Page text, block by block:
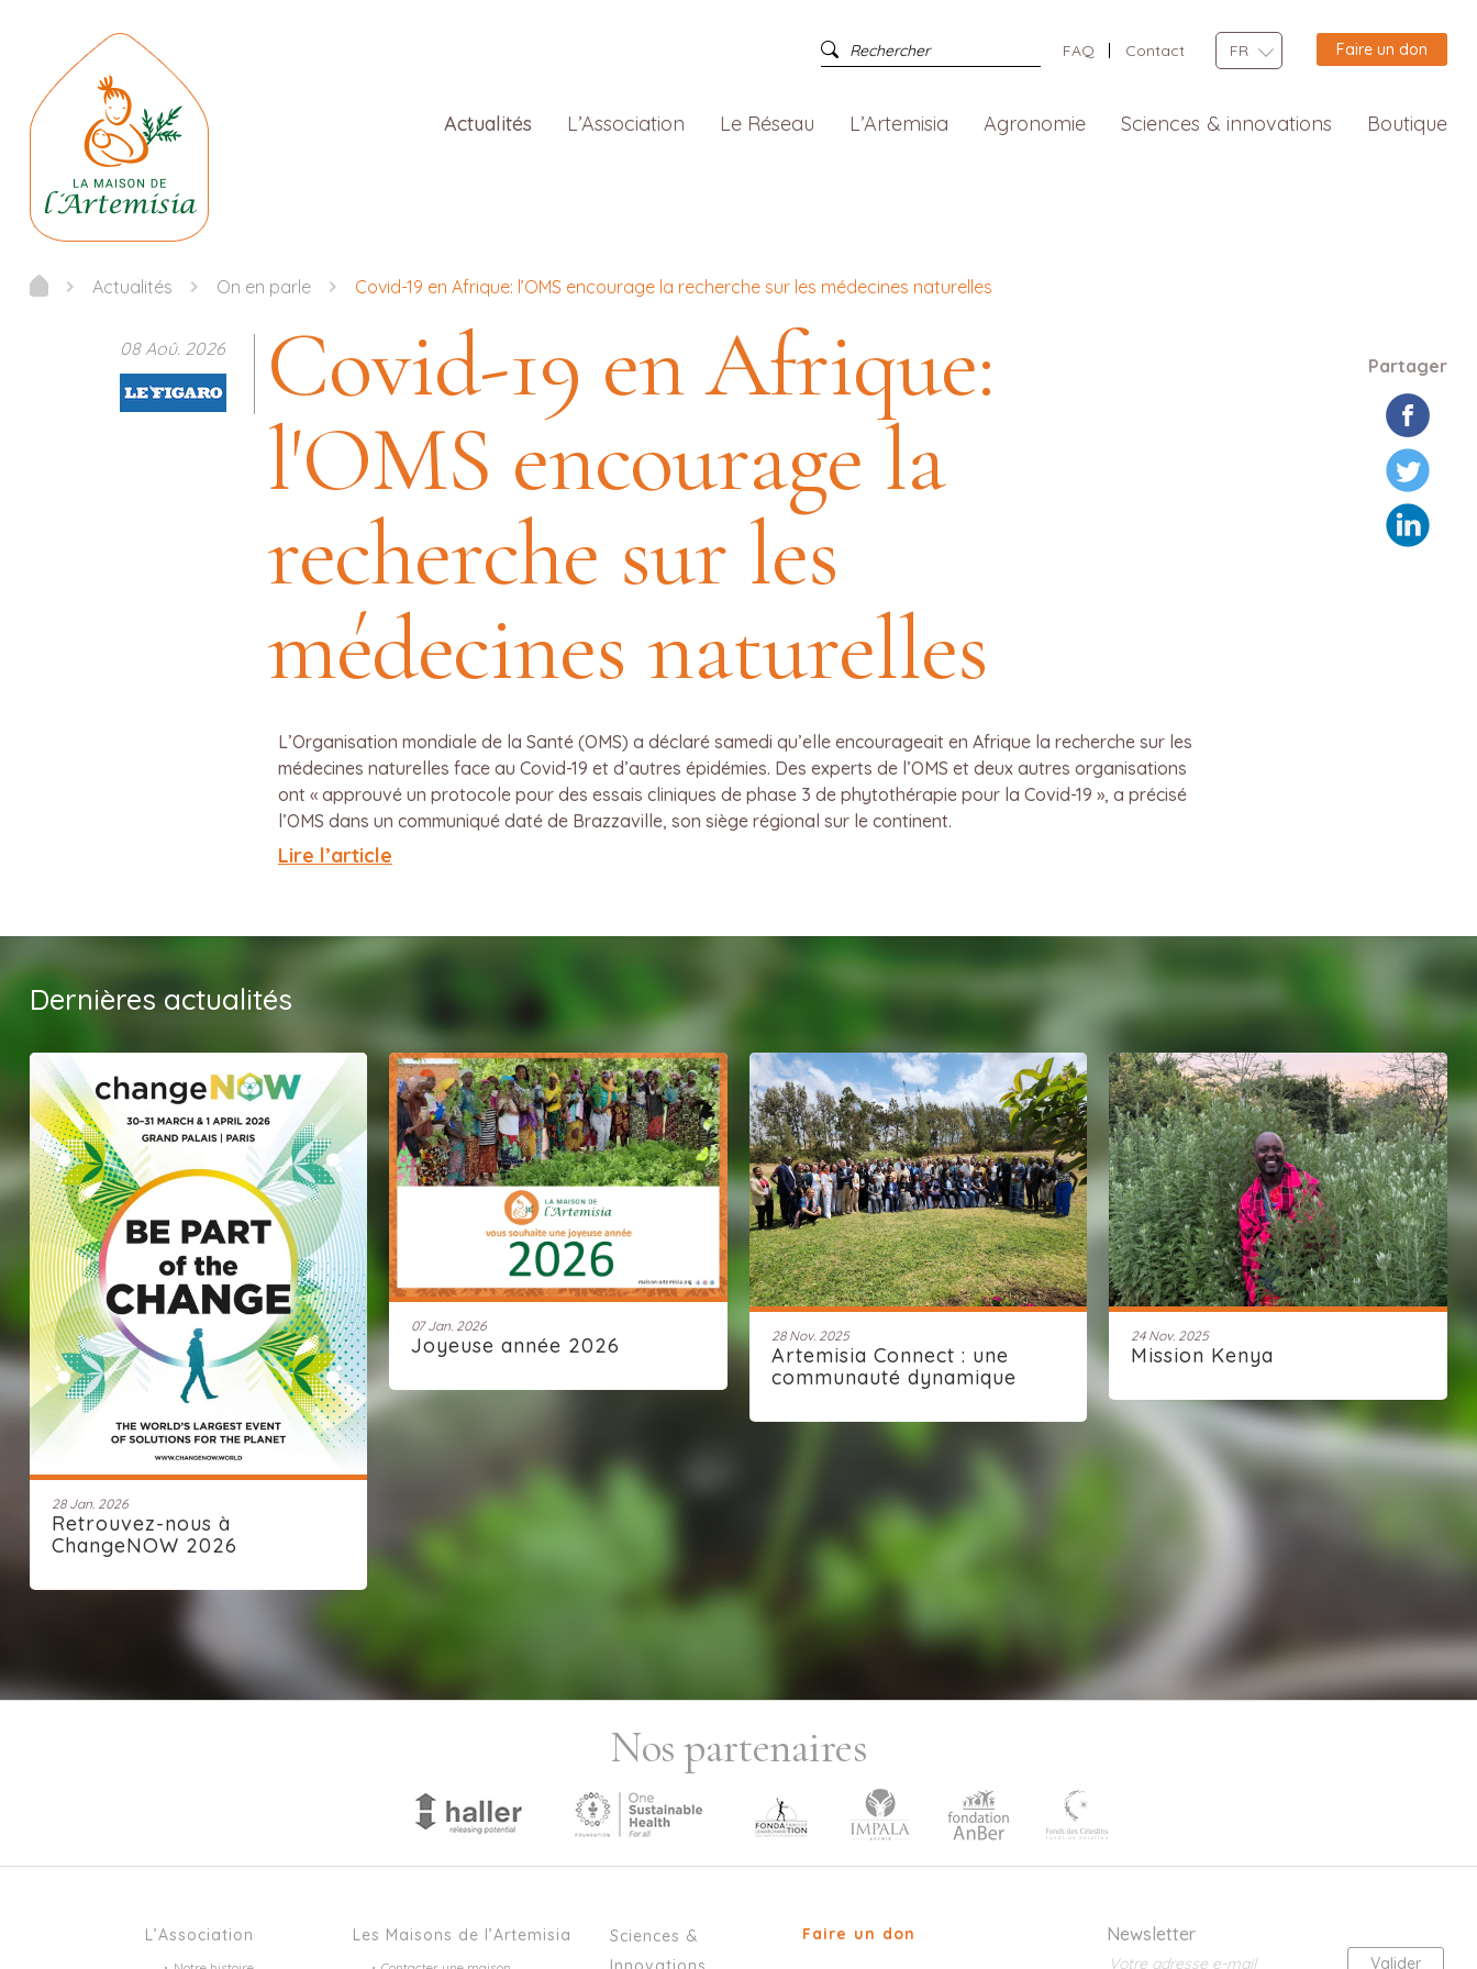
FAQ Contact FR Faire un don
Actualités L’Association Le Réseau L’Artemisia Agronomie Sciences & innovations Boutique
Actualités On en parle Covid-19 en Afrique: l’OMS encourage la recherche sur les médecines naturelles
08 Aoû. 2026
Covid-19 en Afrique:
l'OMS encourage la
recherche sur les
médecines naturelles
L’Organisation mondiale de la Santé (OMS) a déclaré samedi qu’elle encourageait en Afrique la recherche sur les
médecines naturelles face au Covid-19 et d’autres épidémies. Des experts de l’OMS et deux autres organisations
ont « approuvé un protocole pour des essais cliniques de phase 3 de phytothérapie pour la Covid-19 », a précisé
l’OMS dans un communiqué daté de Brazzaville, son siège régional sur le continent.
Lire l’article
Partager
Dernières actualités
28 Jan. 2026
Retrouvez-nous à
ChangeNOW 2026
07 Jan. 2026
Joyeuse année 2026 28 Nov. 2025
Artemisia Connect : une
communauté dynamique
24 Nov. 2025
Mission Kenya
Nos partenaires
L’Association Les Maisons de l’Artemisia
Sciences &
Faire un don Newsletter